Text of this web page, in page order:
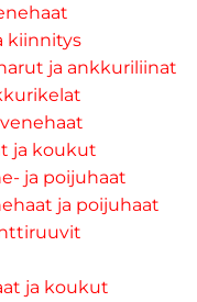
kiinnitys
ja ankkuriliinat
ja koukut
ja poijuhaat
ja poijuhaat
ja koukut